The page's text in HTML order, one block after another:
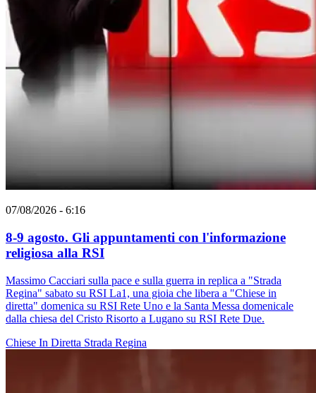
07/08/2026 - 6:16
8-9 agosto. Gli appuntamenti con l'informazione
religiosa alla RSI
Massimo Cacciari sulla pace e sulla guerra in replica a "Strada
Regina" sabato su RSI La1, una gioia che libera a "Chiese in
diretta" domenica su RSI Rete Uno e la Santa Messa domenicale
dalla chiesa del Cristo Risorto a Lugano su RSI Rete Due.
Chiese In Diretta Strada Regina